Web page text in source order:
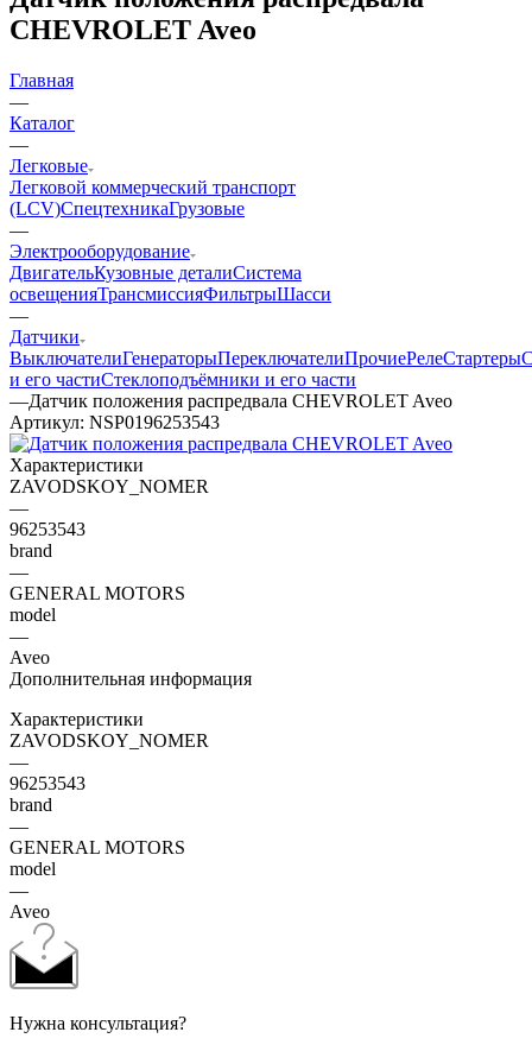
CHEVROLET Aveo
Главная
—
Каталог
—
Легковые
Легковой коммерческий транспорт
(LCV)СпецтехникаГрузовые
—
Электрооборудование
ДвигательКузовные деталиСистема
освещенияТрансмиссияФильтрыШасси
—
Датчики
ВыключателиГенераторыПереключателиПрочиеРелеСтартеры
и его частиСтеклоподъёмники и его части
—Датчик положения распредвала CHEVROLET Aveo
Артикул: NSP0196253543
Характеристики
ZAVODSKOY_NOMER
—
96253543
brand
—
GENERAL MOTORS
model
—
Aveo
Дополнительная информация
Характеристики
ZAVODSKOY_NOMER
—
96253543
brand
—
GENERAL MOTORS
model
—
Aveo
Нужна консультация?